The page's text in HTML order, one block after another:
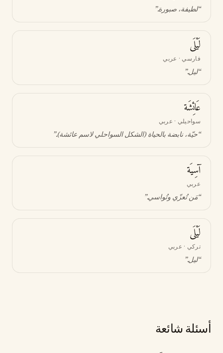
“لطيفة، صبورة.”
لَيْلَى
فارسي · عربي
“ليل.”
عَائِشَة
سواحيلي · عربي
“حيّة، نابضة بالحياة (الشكل السواحلي لاسم عائشة).”
آسِيَة
عربي
“مَن تُعزّي وتُواسي.”
لَيْلَى
تركي · عربي
“ليل.”
أسئلة شائعة